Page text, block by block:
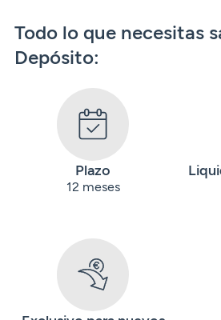
Todo lo que necesitas
Depósito:
Plazo
12 meses